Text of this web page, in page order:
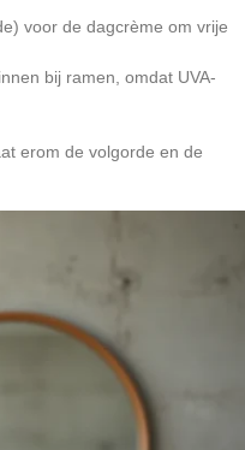
voor de dagcrème om vrije
bij ramen, omdat UVA-
erom de volgorde en de